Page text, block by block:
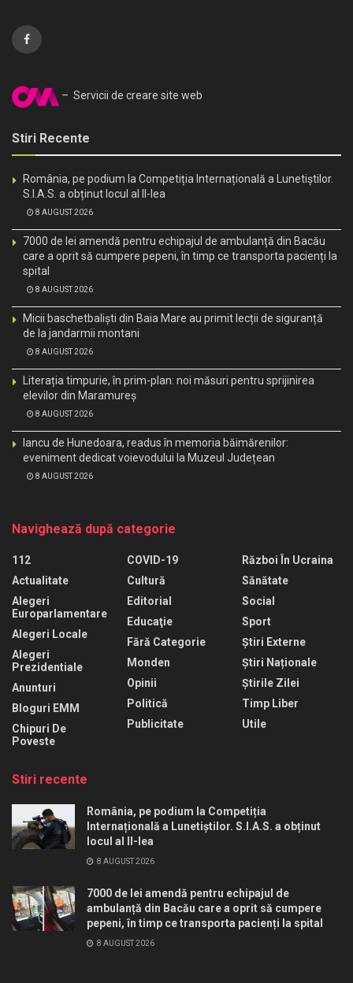
– Servicii de creare site web
Stiri Recente
România, pe podium la Competiția Internațională a Lunetiștilor.
S.I.A.S. a obținut locul al II-lea
8 AUGUST 2026
7000 de lei amendă pentru echipajul de ambulanță din Bacău
care a oprit să cumpere pepeni, în timp ce transporta pacienți la
spital
8 AUGUST 2026
Micii baschetbaliști din Baia Mare au primit lecții de siguranță
de la jandarmii montani
8 AUGUST 2026
Literația timpurie, în prim-plan: noi măsuri pentru sprijinirea
elevilor din Maramureș
8 AUGUST 2026
Iancu de Hunedoara, readus în memoria băimărenilor:
eveniment dedicat voievodului la Muzeul Județean
8 AUGUST 2026
Navighează după categorie
112
Actualitate
Alegeri
Europarlamentare
Alegeri Locale
Alegeri
Prezidentiale
Anunturi
Bloguri EMM
Chipuri De
Poveste
COVID-19
Cultură
Editorial
Educaţie
Fără Categorie
Monden
Opinii
Politică
Publicitate
Război În Ucraina
Sănătate
Social
Sport
Știri Externe
Știri Naționale
Știrile Zilei
Timp Liber
Utile
Stiri recente
România, pe podium la Competiția
Internațională a Lunetiștilor. S.I.A.S. a obținut
locul al II-lea
8 AUGUST 2026
7000 de lei amendă pentru echipajul de
ambulanță din Bacău care a oprit să cumpere
pepeni, în timp ce transporta pacienți la spital
8 AUGUST 2026